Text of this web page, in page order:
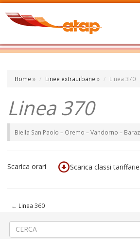
Home » Linee extraurbane » Linea 370
Linea 370
Biella San Paolo – Oremo – Vandorno –
Scarica orari Scarica classi tariffarie
← Linea 360